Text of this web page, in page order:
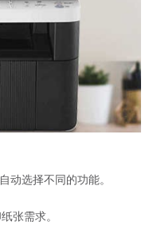
动选择不同的功能。
张需求。